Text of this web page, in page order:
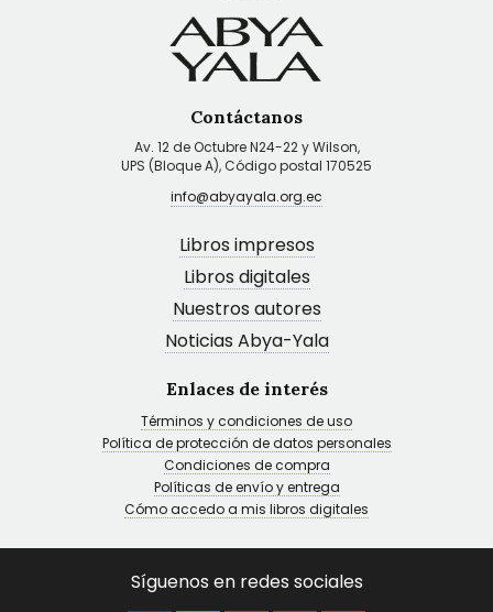
Contáctanos
Av. 12 de Octubre N24-22 y Wilson,
UPS (Bloque A), Código postal 170525
info@abyayala.org.ec
Libros impresos
Libros digitales
Nuestros autores
Noticias Abya-Yala
Enlaces de interés
Términos y condiciones de uso
Política de protección de datos personales
Condiciones de compra
Políticas de envío y entrega
Cómo accedo a mis libros digitales
Síguenos en redes sociales